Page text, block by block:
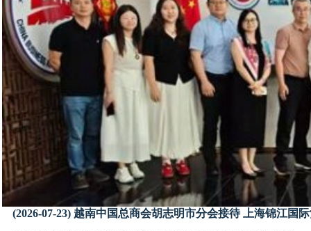
(2026-07-23) 越南中国总商会胡志明市分会接待 上海锦江国